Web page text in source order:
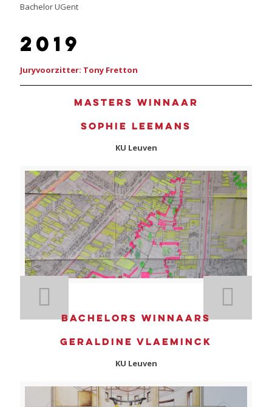
Bachelor UGent
2019
Juryvoorzitter: Tony Fretton
Masters winnaar
Sophie Leemans
KU Leuven
Bachelors winnaars
Geraldine Vlaeminck
KU Leuven